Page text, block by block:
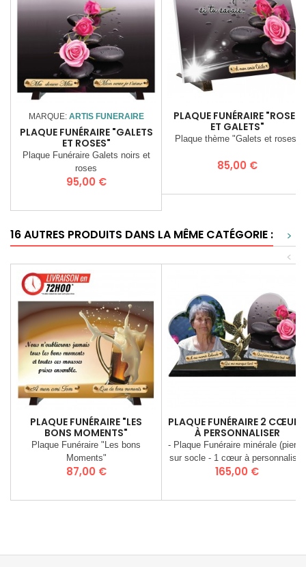
MARQUE: ARTIS FUNERAIRE
PLAQUE FUNÉRAIRE "GALETS
ET ROSES"
Plaque Funéraire Galets noirs et
roses
Prix
95,00 €
PLAQUE FUNÉRAIRE "ROSES
ET GALETS"
Plaque thème "Galets et roses"
Prix
85,00 €
16 AUTRES PRODUITS DANS LA MÊME CATÉGORIE :
>
<
PLAQUE FUNÉRAIRE "LES
BONS MOMENTS"
Plaque Funéraire "Les bons
Moments"
Prix
87,00 €
PLAQUE FUNÉRAIRE 2 CŒURS
À PERSONNALISER
- Plaque Funéraire minérale (pierre)
sur socle - 1 cœur à personnaliser
- Procédé d’inclusion d’image dans
Prix
165,00 €